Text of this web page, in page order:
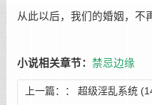
从此以后，我们的婚姻，不
小说相关章节： 禁忌边缘
上一篇：： 超级淫乱系统